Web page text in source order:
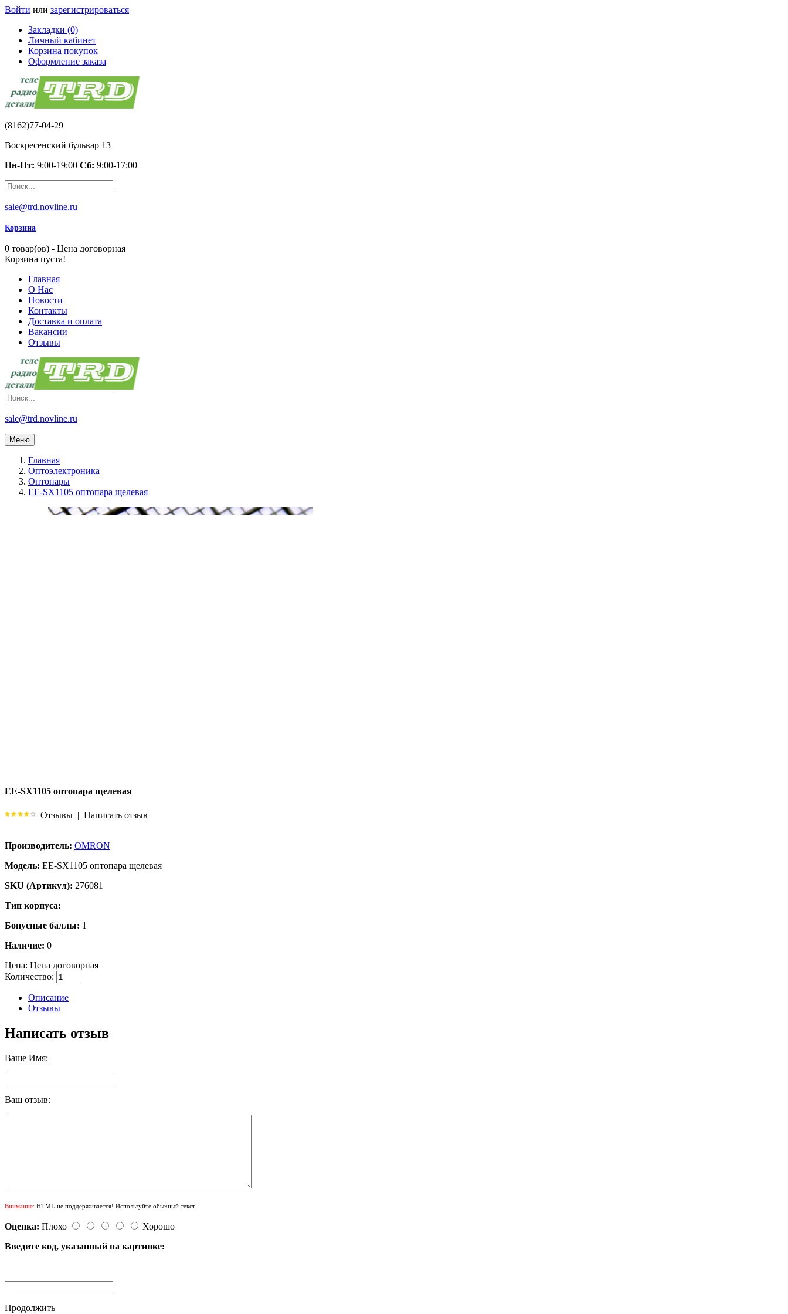
Войти или зарегистрироваться
Закладки (0)
Личный кабинет
Корзина покупок
Оформление заказа
(8162)77-04-29
Воскресенский бульвар 13
Пн-Пт: 9:00-19:00 Сб: 9:00-17:00
sale@trd.novline.ru
Корзина
0 товар(ов) - Цена договорная
Корзина пуста!
Главная
О Нас
Новости
Контакты
Доставка и оплата
Вакансии
Отзывы
sale@trd.novline.ru
Меню
Главная
Оптоэлектроника
Оптопары
EE-SX1105 оптопара щелевая
EE-SX1105 оптопара щелевая
Отзывы | Написать отзыв
Производитель: OMRON
Модель: EE-SX1105 оптопара щелевая
SKU (Артикул): 276081
Тип корпуса:
Бонусные баллы: 1
Наличие: 0
Цена: Цена договорная
Количество:
Описание
Отзывы
Написать отзыв
Ваше Имя:
Ваш отзыв:
Внимание: HTML не поддерживается! Используйте обычный текст.
Оценка: Плохо
Хорошо
Введите код, указанный на картинке:
Продолжить